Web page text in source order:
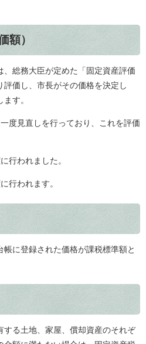
額）
総務大臣が定めた「固定資産評価
価し、市長がその価格を決定し
す。
度見直しを行っており、これを評価
行われました。
行われます。
に登録された価格が課税標準額と
る土地、家屋、償却資産のそれぞ